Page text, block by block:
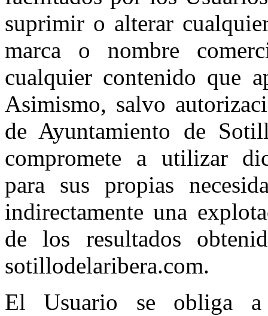
suprimir o alterar
marca o nombre
cualquier contenido que
Asimismo, salvo
de Ayuntamiento de
compromete a utilizar
para sus propias
indirectamente una
de los resultados
sotillodelaribera.com.
El Usuario se obliga